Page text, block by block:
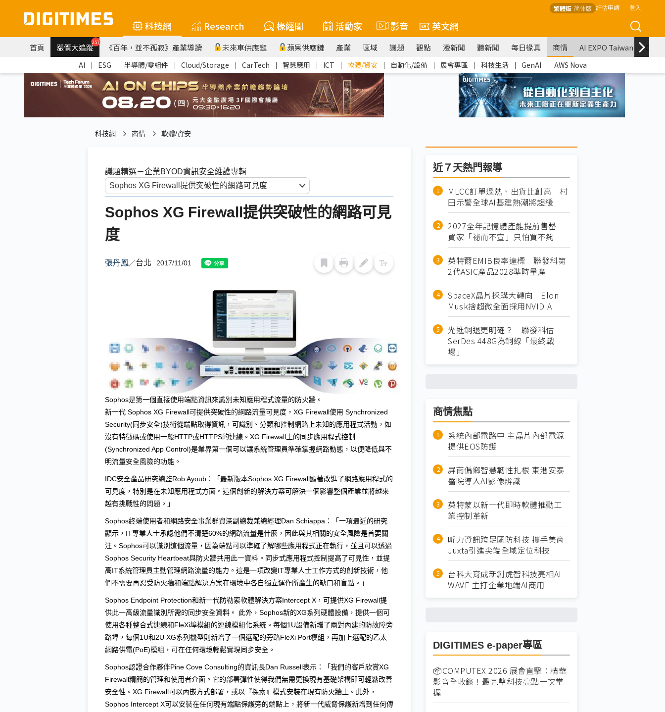
繁體版 简体版 評估申請 登入
科技網 Research 椽經閣 活動家 影音 英文網
首頁 漲價大追蹤257 《百年，並不孤寂》產業導讀 未來車供應鏈 蘋果供應鏈 產業 區域 議題 觀點 漫新聞 聽新聞 每日椽真 商情 AI EXPO Taiwan
AI ｜ ESG ｜ 半導體/零組件 ｜ Cloud/Storage ｜ CarTech ｜ 智慧應用 ｜ ICT ｜ 軟體/資安 ｜ 自動化/設備 ｜ 展會專區 ｜ 科技生活 ｜ GenAI ｜ AWS Nova
科技網 商情 軟體/資安
議題精選－企業BYOD資訊安全維護專輯
Sophos XG Firewall提供突破性的網路可見
度
張丹鳳／台北 2017/11/01
Sophos是第一個直接使用端點資訊來識別未知應用程式流量的防火牆。
新一代 Sophos XG Firewall可提供突破性的網路流量可見度，XG Firewall使用 Synchronized
Security(同步安全)技術從端點取得資訊，可識別、分類和控制網路上未知的應用程式活動，如
沒有特徵碼或使用一般HTTP或HTTPS的連線。XG Firewall上的同步應用程式控制
(Synchronized App Control)是業界第一個可以讓系統管理員準確掌握網路動態，以便降低與不
明流量安全風險的功能。
IDC安全產品研究總監Rob Ayoub：「最新版本Sophos XG Firewall顯著改進了網路應用程式的
可見度，特別是在未知應用程式方面。這個創新的解決方案可解決一個影響整個產業並將越來
越有挑戰性的問題。」
Sophos終端使用者和網路安全事業群資深副總裁兼總經理Dan Schiappa：「一項最近的研究
顯示，IT專業人士承認他們不清楚60%的網路流量是什麼，因此與其相關的安全風險是首要關
注。Sophos可以識別這個流量，因為端點可以準確了解哪些應用程式正在執行，並且可以透過
Sophos Security Heartbeat與防火牆共用此一資料。同步式應用程式控制提高了可見性，並提
高IT系統管理員主動管理網路流量的能力。這是一項改變IT專業人士工作方式的創新技術，他
們不需要再忍受防火牆和端點解決方案在環境中各自獨立運作所產生的缺口和盲點。」
Sophos Endpoint Protection和新一代防勒索軟體解決方案Intercept X，可提供XG Firewall提
供此一高級流量識別所需的同步安全資料。 此外，Sophos新的XG系列硬體設備，提供一個可
使用各種整合式連線和FleXi埠模組的連線模組化系統。每個1U設備新增了兩對內建的防故障旁
路埠，每個1U和2U XG系列機型則新增了一個選配的旁路FleXi Port模組，再加上選配的乙太
網路供電(PoE)模組，可在任何環境輕鬆實現同步安全。
Sophos認證合作夥伴Pine Cove Consulting的資訊長Dan Russell表示：「我們的客戶欣賞XG
Firewall精簡的管理和使用者介面。它的部署彈性使得我們無需更換現有基礎架構即可輕鬆改善
安全性。XG Firewall可以內嵌方式部署，或以『探索』模式安裝在現有防火牆上。此外，
Sophos Intercept X可以安裝在任何現有端點保護旁的端點上，將新一代威脅保護新增到任何傳
近７天熱門報導
MLCC訂單過熱、出貨比創高 村
田示警全球AI基建熱潮將趨緩
2027全年記憶體產能提前售罄
買家「祕而不宣」只怕買不夠
英特爾EMIB良率達標 聯發科第
2代ASIC產品2028準時量產
SpaceX晶片採購大轉向 Elon
Musk捨超微全面採用NVIDIA
光進銅退更明確？ 聯發科估
SerDes 448G為銅線「最終戰
場」
商情焦點
系統內部電路中 主晶片內部電源
提供EOS防護
屏南偏鄉智慧韌性扎根 東港安泰
醫院導入AI影像辨識
英特蒙以新一代即時軟體推動工
業控制革新
昕力資訊跨足國防科技 攜手美商
Juxta引進尖端全域定位科技
台科大育成新創虎智科技亮相AI
WAVE 主打企業地端AI商用
DIGITIMES e-paper專區
📦COMPUTEX 2026 展會直擊：精華
影音全收錄！最完整科技亮點一次掌
握